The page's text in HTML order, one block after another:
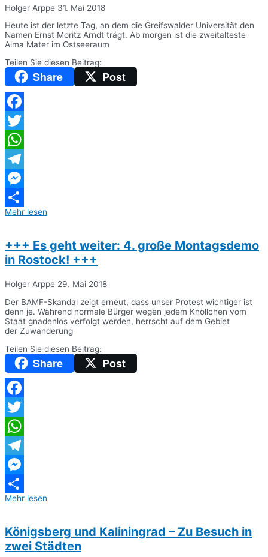
Holger Arppe 31. Mai 2018
Heute ist der letzte Tag, an dem die Greifswalder Universität den
Namen Ernst Moritz Arndt trägt. Ab morgen ist die zweitälteste
Alma Mater im Ostseeraum
Teilen Sie diesen Beitrag:
Share Post
Facebook
Twitter
WhatsApp
Telegram
Messenger
Teilen
Mehr lesen
+++ Es geht weiter: 4. große Montagsdemo
in Rostock! +++
Holger Arppe 29. Mai 2018
Der BAMF-Skandal zeigt erneut, dass unser Protest wichtiger ist
denn je. Während normale Bürger wegen jedem Knöllchen vom
Staat gnadenlos verfolgt werden, herrscht auf dem Gebiet
der Zuwanderung
Teilen Sie diesen Beitrag:
Share Post
Facebook
Twitter
WhatsApp
Telegram
Messenger
Teilen
Mehr lesen
Königsberg und Kaliningrad – Zu Besuch in
zwei Städten